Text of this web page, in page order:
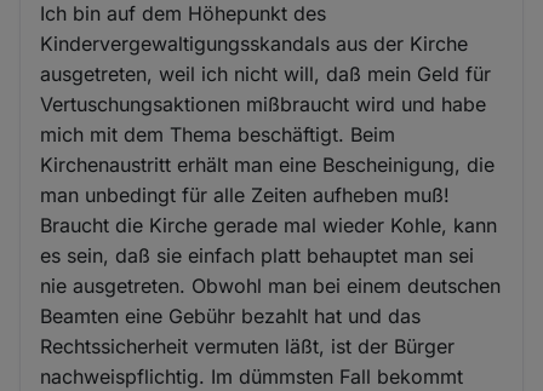
Ich bin auf dem Höhepunkt des
Kindervergewaltigungsskandals aus der Kirche
ausgetreten, weil ich nicht will, daß mein Geld für
Vertuschungsaktionen mißbraucht wird und habe
mich mit dem Thema beschäftigt. Beim
Kirchenaustritt erhält man eine Bescheinigung, die
man unbedingt für alle Zeiten aufheben muß!
Braucht die Kirche gerade mal wieder Kohle, kann
es sein, daß sie einfach platt behauptet man sei
nie ausgetreten. Obwohl man bei einem deutschen
Beamten eine Gebühr bezahlt hat und das
Rechtssicherheit vermuten läßt, ist der Bürger
nachweispflichtig. Im dümmsten Fall bekommt